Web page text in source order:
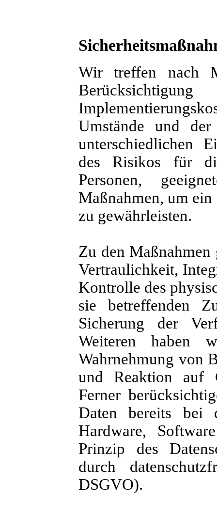
Wir treffen nach
Umstände und
unterschiedlichen
des Risikos für
Personen,
Maßnahmen, um ein
zu gewährleisten.
Zu den Maßnahmen
Vertraulichkeit,
Kontrolle des
sie betreffenden
Sicherung der
Weiteren haben
Wahrnehmung von
und Reaktion auf
Ferner
Daten bereits bei
Hardware,
Prinzip des
durch
DSGVO).